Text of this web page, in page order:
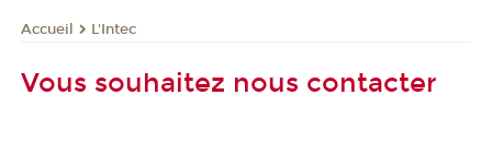
Accueil L'Intec
Vous souhaitez nous contacter